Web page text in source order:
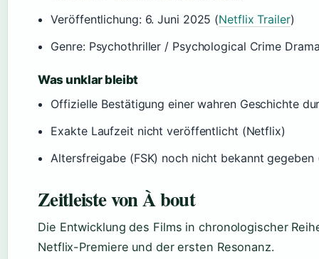
Veröffentlichung: 6. Juni 2025 (Netflix Trailer)
Genre: Psychothriller / Psychological Crime
Was unklar bleibt
Offizielle Bestätigung einer wahren Geschichte
Exakte Laufzeit nicht veröffentlicht (Netflix)
Altersfreigabe (FSK) noch nicht bekannt
Zeitleiste von À bout
Die Entwicklung des Films in chronologischer
Netflix-Premiere und der ersten Resonanz.